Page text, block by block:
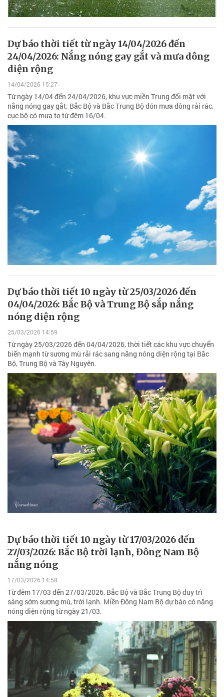
Dự báo thời tiết từ ngày 14/04/2026 đến
24/04/2026: Nắng nóng gay gắt và mưa dông
diện rộng
14/04/2026 15:27
Từ ngày 14/04 đến 24/04/2026, khu vực miền Trung đối mặt với
nắng nóng gay gắt; Bắc Bộ và Bắc Trung Bộ đón mưa dông rải rác,
cục bộ có mưa to từ đêm 16/04.
Dự báo thời tiết 10 ngày từ 25/03/2026 đến
04/04/2026: Bắc Bộ và Trung Bộ sắp nắng
nóng diện rộng
25/03/2026 14:59
Từ ngày 25/03/2026 đến 04/04/2026, thời tiết các khu vực chuyển
biến mạnh từ sương mù rải rác sang nắng nóng diện rộng tại Bắc
Bộ, Trung Bộ và Tây Nguyên.
Dự báo thời tiết 10 ngày từ 17/03/2026 đến
27/03/2026: Bắc Bộ trời lạnh, Đông Nam Bộ
nắng nóng
17/03/2026 14:58
Từ đêm 17/03 đến 27/03/2026, Bắc Bộ và Bắc Trung Bộ duy trì
sáng sớm sương mù, trời lạnh. Miền Đông Nam Bộ dự báo có nắng
nóng diện rộng từ ngày 21/03.